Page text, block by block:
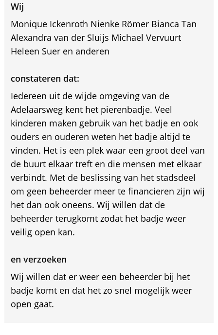
Wij
Monique Ickenroth Nienke Römer Bianca Tan
Alexandra van der Sluijs Michael Vervuurt
Heleen Suer en anderen
constateren dat:
Iedereen uit de wijde omgeving van de
Adelaarsweg kent het pierenbadje. Veel
kinderen maken gebruik van het badje en ook
ouders en ouderen weten het badje altijd te
vinden. Het is een plek waar een groot deel van
de buurt elkaar treft en die mensen met elkaar
verbindt. Met de beslissing van het stadsdeel
om geen beheerder meer te financieren zijn wij
het dan ook oneens. Wij willen dat de
beheerder terugkomt zodat het badje weer
veilig open kan.
en verzoeken
Wij willen dat er weer een beheerder bij het
badje komt en dat het zo snel mogelijk weer
open gaat.